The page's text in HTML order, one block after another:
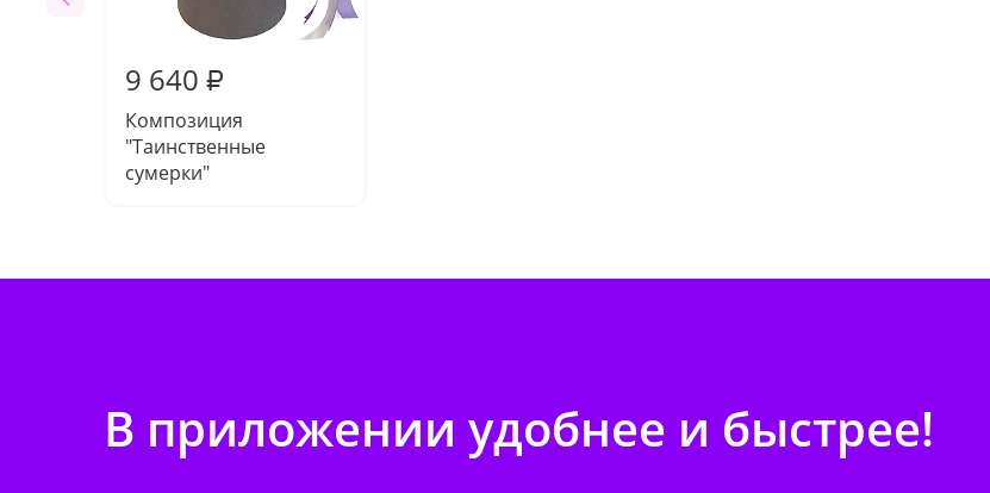
9 640 ₽
Композиция
"Таинственные
сумерки"
В приложении удобнее и быстрее!